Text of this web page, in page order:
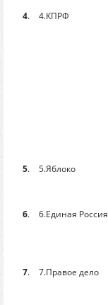
4. 4.КПРФ
5. 5.Яблоко
6. 6.Единая Россия
7. 7.Правое дело